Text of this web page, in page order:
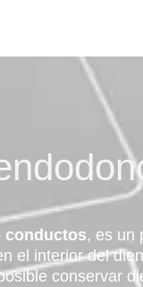
conductos, es un
el interior del
conservar